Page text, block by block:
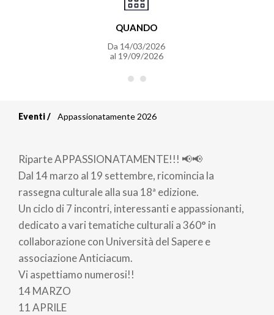
QUANDO
Da 14/03/2026
al 19/09/2026
di
pane
Eventi Appassionatamente 2026
Riparte APPASSIONATAMENTE!!! 📢📢
Dal 14 marzo al 19 settembre, ricomincia la
rassegna culturale alla sua 18ª edizione.
Un ciclo di 7 incontri, interessanti e appassionanti,
dedicato a vari tematiche culturali a 360° in
collaborazione con Università del Sapere e
associazione Anticiacum.
Vi aspettiamo numerosi!!
14 MARZO
11 APRILE